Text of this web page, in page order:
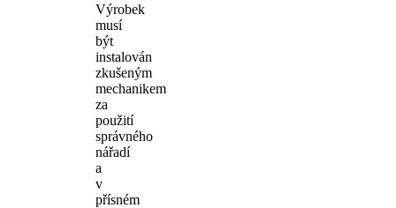
Výrobek
musí
být
instalován
zkušeným
mechanikem
za
použití
správného
nářadí
a
v
přísném